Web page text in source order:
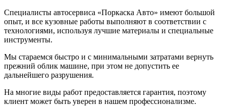
Специалисты автосервиса «Поркаска Авто» имеют большой
опыт, и все кузовные работы выполняют в соответствии с
технологиями, используя лучшие материалы и специальные
инструменты.
Мы стараемся быстро и с минимальными затратами вернуть
прежний облик машине, при этом не допустить ее
дальнейшего разрушения.
На многие виды работ предоставляется гарантия, поэтому
клиент может быть уверен в нашем профессионализме.